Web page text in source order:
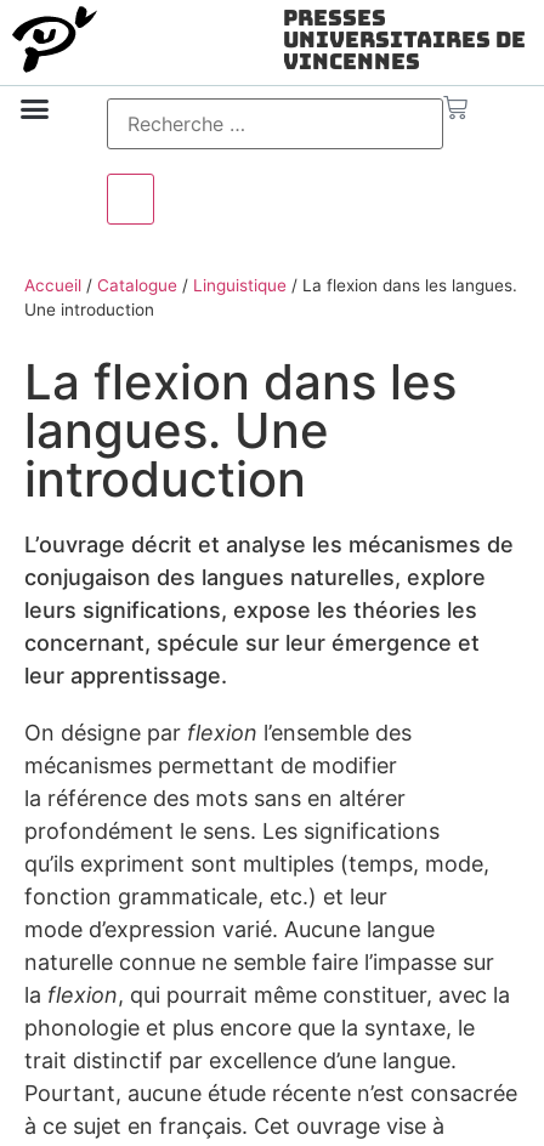
Presses
Universitaires de
Vincennes
Accueil / Catalogue / Linguistique / La flexion dans les langues.
Une introduction
La flexion dans les
langues. Une
introduction
L’ouvrage décrit et analyse les mécanismes de
conjugaison des langues naturelles, explore
leurs significations, expose les théories les
concernant, spécule sur leur émergence et
leur apprentissage.
On désigne par flexion l’ensemble des
mécanismes permettant de modifier
la référence des mots sans en altérer
profondément le sens. Les significations
qu’ils expriment sont multiples (temps, mode,
fonction grammaticale, etc.) et leur
mode d’expression varié. Aucune langue
naturelle connue ne semble faire l’impasse sur
la flexion, qui pourrait même constituer, avec la
phonologie et plus encore que la syntaxe, le
trait distinctif par excellence d’une langue.
Pourtant, aucune étude récente n’est consacrée
à ce sujet en français. Cet ouvrage vise à